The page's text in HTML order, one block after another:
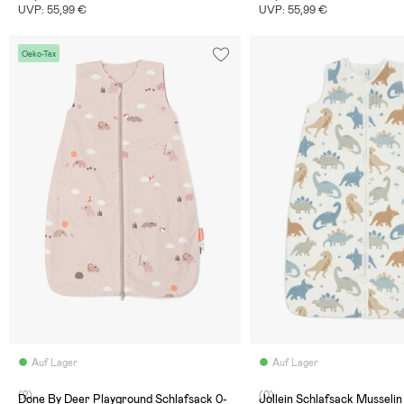
UVP: 55,99 € UVP: 55,99 €
Oeko-Tex
Auf Lager
(2)
Done By Deer Playground Schlafsack 0-
Auf Lager
(0)
Jollein Schlafsack Musselin